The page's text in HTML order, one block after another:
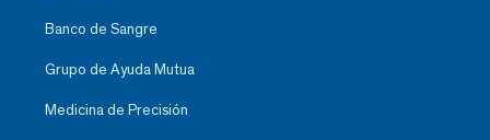
Banco de Sangre
Grupo de Ayuda Mutua
Medicina de Precisión